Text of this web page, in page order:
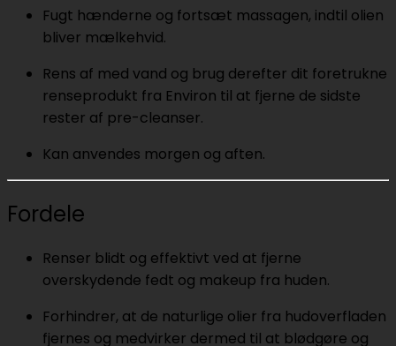
Fugt hænderne og fortsæt massagen, indtil olien
bliver mælkehvid.
Rens af med vand og brug derefter dit foretrukne
renseprodukt fra Environ til at fjerne de sidste
rester af pre-cleanser.
Kan anvendes morgen og aften.
Fordele
Renser blidt og effektivt ved at fjerne
overskydende fedt og makeup fra huden.
Forhindrer, at de naturlige olier fra hudoverfladen
fjernes og medvirker dermed til at blødgøre og